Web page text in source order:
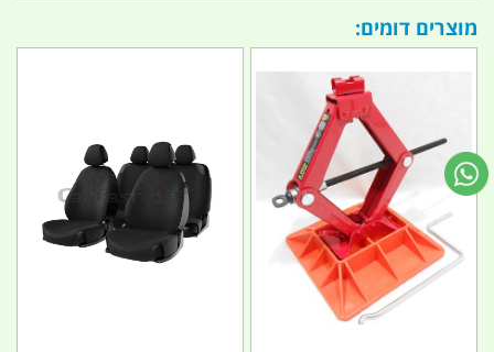
מוצרים דומים: